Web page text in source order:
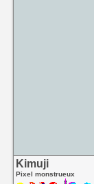
Kimuji
Pixel monstrueux